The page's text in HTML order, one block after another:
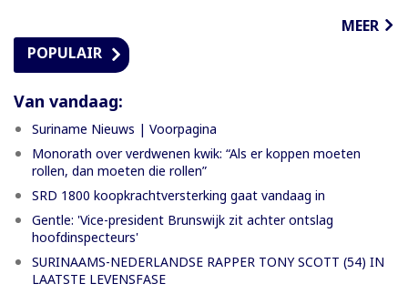
MEER
POPULAIR
Van vandaag:
Suriname Nieuws | Voorpagina
Monorath over verdwenen kwik: “Als er koppen moeten
rollen, dan moeten die rollen”
SRD 1800 koopkrachtversterking gaat vandaag in
Gentle: 'Vice-president Brunswijk zit achter ontslag
hoofdinspecteurs'
SURINAAMS-NEDERLANDSE RAPPER TONY SCOTT (54) IN
LAATSTE LEVENSFASE